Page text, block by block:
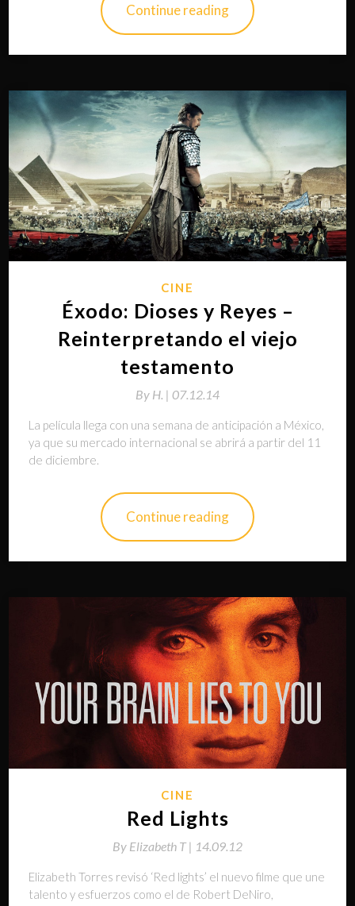
Continue reading
CINE
Éxodo: Dioses y Reyes –
Reinterpretando el viejo
testamento
By H. | 07.12.14
La película llega con una semana de anticipación a México,
ya que su mercado internacional se abrirá a partir del 11
de diciembre.
Continue reading
CINE
Red Lights
By Elizabeth T | 14.09.12
Elizabeth Torres revisó ‘Red lights’ el nuevo filme que une
talento y esfuerzos como el de Robert DeNiro,